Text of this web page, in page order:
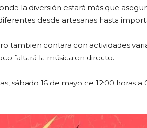
la diversión estará más que
desde artesanas hasta
también contará con actividades
faltará la música en directo.
sábado 16 de mayo de 12:00 horas a